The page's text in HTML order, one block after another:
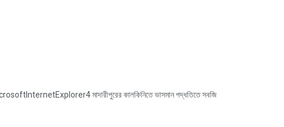
মাদারীপুরের কালকিনিতে ভাসমান পদ্ধতিতে সবজি